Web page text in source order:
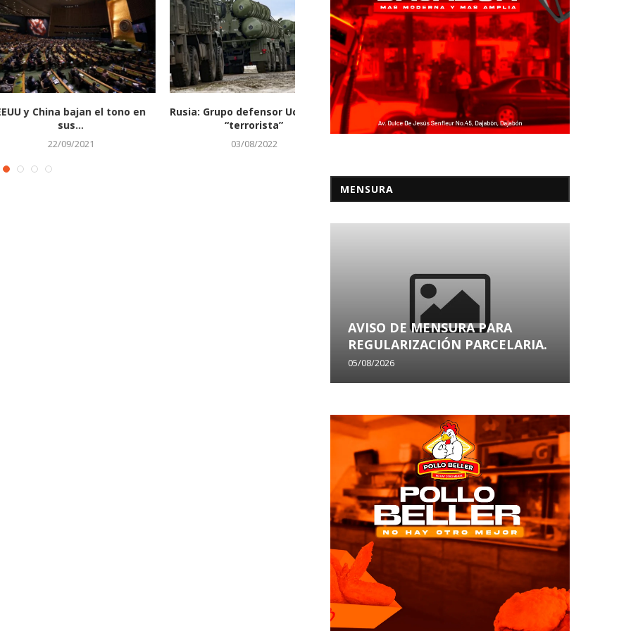
defensor Ucrania es
Encuentran muerto al exministro
de Transporte ruso destituido...
Miles protestan en Kiev para
pedir el regreso...
Chile: «Ser madre no es
proyecto»
MENSURA
AVISO DE MENSURA PARA
REGULARIZACIÓN PARCELARIA.
05/08/2026